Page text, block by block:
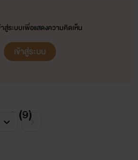
สู่ระบบเพื่อแสดงความคิดเห็น
เข้าสู่ระบบ
ด (9)